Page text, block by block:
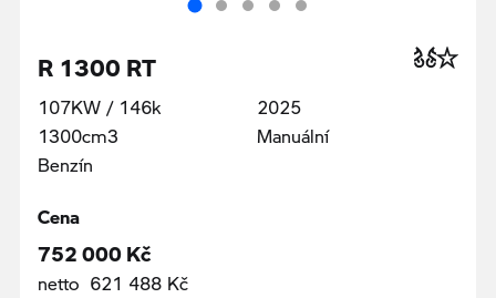
R 1300 RT
107KW / 146k
1300cm3
Benzín
2025
Manuální
Cena
752 000 Kč
netto 621 488 Kč